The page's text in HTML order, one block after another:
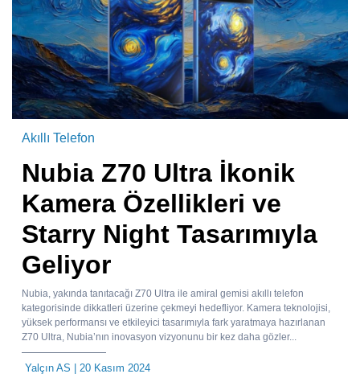
Akıllı Telefon
Nubia Z70 Ultra İkonik
Kamera Özellikleri ve
Starry Night Tasarımıyla
Geliyor
Nubia, yakında tanıtacağı Z70 Ultra ile amiral gemisi akıllı telefon
kategorisinde dikkatleri üzerine çekmeyi hedefliyor. Kamera teknolojisi,
yüksek performansı ve etkileyici tasarımıyla fark yaratmaya hazırlanan
Z70 Ultra, Nubia’nın inovasyon vizyonunu bir kez daha gözler...
Yalçın AS | 20 Kasım 2024